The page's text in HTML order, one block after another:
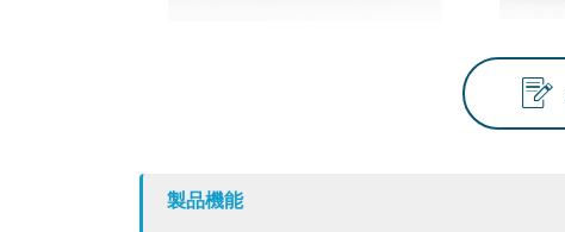
製品機能